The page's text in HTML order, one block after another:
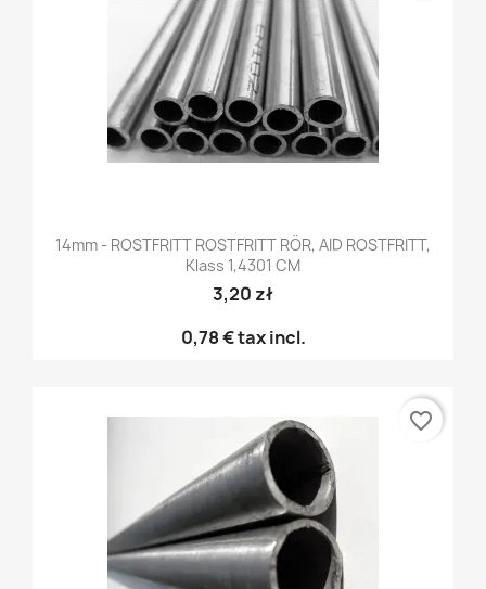
14mm - ROSTFRITT ROSTFRITT RÖR, AID ROSTFRITT,
Klass 1,4301 CM
3,20 zł
0,78 €tax incl.
favorite_border